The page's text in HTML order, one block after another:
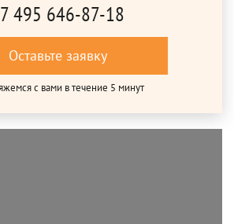
495 646-87-18
Оставьте заявку
с вами в течение 5 минут